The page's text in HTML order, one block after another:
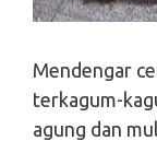
Mendengar
terkagum-
agung dan